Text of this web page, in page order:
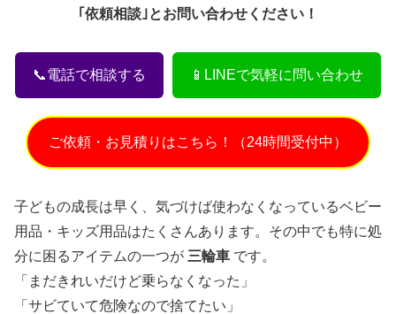
｢依頼相談｣とお問い合わせください！
📞電話で相談する 📱LINEで気軽に問い合わせ
ご依頼・お見積りはこちら！（24時間受付中）
子どもの成長は早く、気づけば使わなくなっているベビー
用品・キッズ用品はたくさんあります。その中でも特に処
分に困るアイテムの一つが 三輪車 です。
「まだきれいだけど乗らなくなった」
「サビていて危険なので捨てたい」